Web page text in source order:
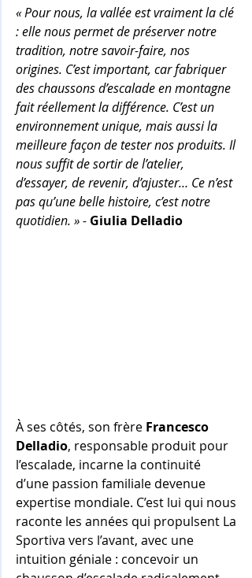
« Pour nous, la vallée est vraiment la clé
: elle nous permet de préserver notre
tradition, notre savoir-faire, nos
origines. C’est important, car fabriquer
des chaussons d’escalade en montagne
fait réellement la différence. C’est un
environnement unique, mais aussi la
meilleure façon de tester nos produits. Il
nous suffit de sortir de l’atelier,
d’essayer, de revenir, d’ajuster… Ce n’est
pas qu’une belle histoire, c’est notre
quotidien. » - Giulia Delladio
À ses côtés, son frère Francesco
Delladio, responsable produit pour
l’escalade, incarne la continuité
d’une passion familiale devenue
expertise mondiale. C’est lui qui nous
raconte les années qui propulsent La
Sportiva vers l’avant, avec une
intuition géniale : concevoir un